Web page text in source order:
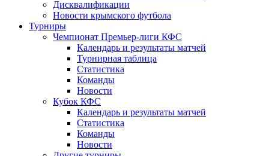
Дисквалификации
Новости крымского футбола
Турниры
Чемпионат Премьер-лиги КФС
Календарь и результаты матчей
Турнирная таблица
Статистика
Команды
Новости
Кубок КФС
Календарь и результаты матчей
Статистика
Команды
Новости